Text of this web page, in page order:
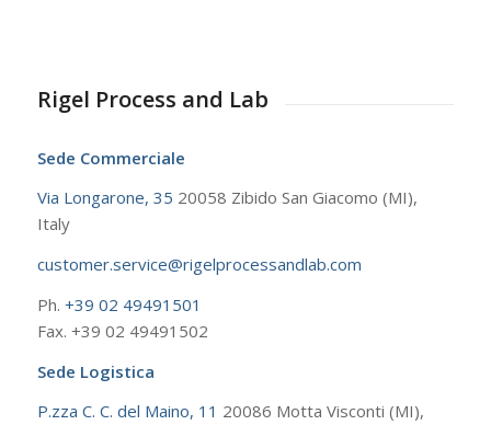
Rigel Process and Lab
Sede Commerciale
Via Longarone, 35 20058 Zibido San Giacomo (MI),
Italy
customer.service@rigelprocessandlab.com
Ph. +39 02 49491501
Fax. +39 02 49491502
Sede Logistica
P.zza C. C. del Maino, 11 20086 Motta Visconti (MI),